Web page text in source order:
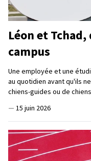
Léon et
campus
Une employée et une
au quotidien avant qu'ils
chiens-guides ou de
— 15 juin 2026